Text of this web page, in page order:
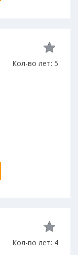
Кол-во лет: 5
Кол-во лет: 4